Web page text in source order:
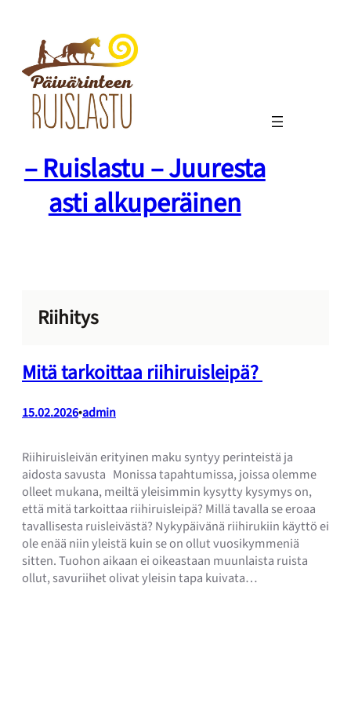
– Ruislastu – Juuresta
asti alkuperäinen
Riihitys
Mitä tarkoittaa riihiruisleipä?
15.02.2026•admin
Riihiruisleivän erityinen maku syntyy perinteistä ja
aidosta savusta Monissa tapahtumissa, joissa olemme
olleet mukana, meiltä yleisimmin kysytty kysymys on,
että mitä tarkoittaa riihiruisleipä? Millä tavalla se eroaa
tavallisesta ruisleivästä? Nykypäivänä riihirukiin käyttö ei
ole enää niin yleistä kuin se on ollut vuosikymmeniä
sitten. Tuohon aikaan ei oikeastaan muunlaista ruista
ollut, savuriihet olivat yleisin tapa kuivata…